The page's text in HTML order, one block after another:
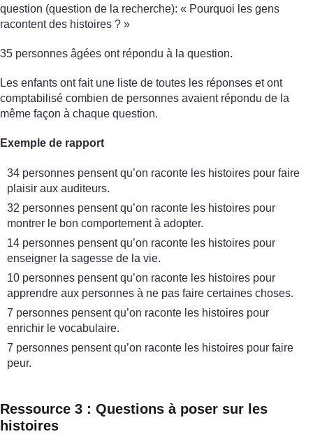
question (question de la recherche): « Pourquoi les gens
racontent des histoires ? »
35 personnes âgées ont répondu à la question.
Les enfants ont fait une liste de toutes les réponses et ont
comptabilisé combien de personnes avaient répondu de la
même façon à chaque question.
Exemple de rapport
34 personnes pensent qu’on raconte les histoires pour faire
plaisir aux auditeurs.
32 personnes pensent qu’on raconte les histoires pour
montrer le bon comportement à adopter.
14 personnes pensent qu’on raconte les histoires pour
enseigner la sagesse de la vie.
10 personnes pensent qu’on raconte les histoires pour
apprendre aux personnes à ne pas faire certaines choses.
7 personnes pensent qu’on raconte les histoires pour
enrichir le vocabulaire.
7 personnes pensent qu’on raconte les histoires pour faire
peur.
Ressource 3 : Questions à poser sur les
histoires